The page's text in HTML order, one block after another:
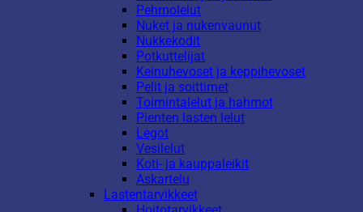
Pehmolelut
Nuket ja nukenvaunut
Nukkekodit
Potkuttelijat
Keinuhevoset ja keppihevoset
Pelit ja soittimet
Toimintalelut ja hahmot
Pienten lasten lelut
Legot
Vesilelut
Koti- ja kauppaleikit
Askartelu
Lastentarvikkeet